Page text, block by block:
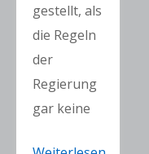
gestellt, als
die Regeln
der
Regierung
gar keine